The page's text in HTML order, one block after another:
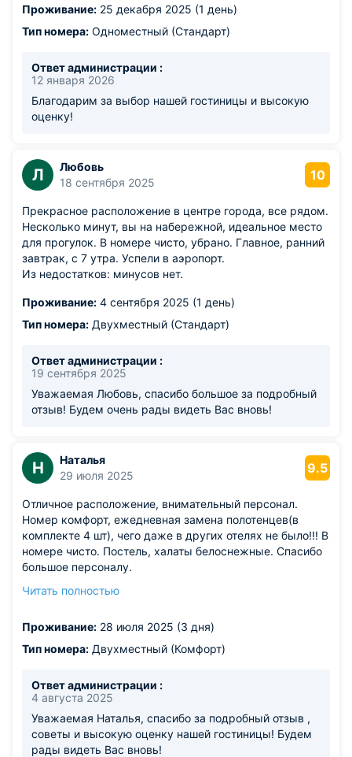
Проживание: 25 декабря 2025 (1 день)
Тип номера: Одноместный (Стандарт)
Ответ администрации :
12 января 2026
Благодарим за выбор нашей гостиницы и высокую
оценку!
Л
Любовь
18 сентября 2025
10
Прекрасное расположение в центре города, все рядом.
Несколько минут, вы на набережной, идеальное место
для прогулок. В номере чисто, убрано. Главное, ранний
завтрак, с 7 утра. Успели в аэропорт.
Из недостатков: минусов нет.
Проживание: 4 сентября 2025 (1 день)
Тип номера: Двухместный (Стандарт)
Ответ администрации :
19 сентября 2025
Уважаемая Любовь, спасибо большое за подробный
отзыв! Будем очень рады видеть Вас вновь!
Н
Наталья
29 июля 2025
9.5
Отличное расположение, внимательный персонал.
Номер комфорт, ежедневная замена полотенцев(в
комплекте 4 шт), чего даже в других отелях не было!!! В
номере чисто. Постель, халаты белоснежные. Спасибо
большое персоналу.
требуют ремонта. Диван порядком изношен,
Читать полностью
Проживание: 28 июля 2025 (3 дня)
Тип номера: Двухместный (Комфорт)
Ответ администрации :
4 августа 2025
Уважаемая Наталья, спасибо за подробный отзыв ,
советы и высокую оценку нашей гостиницы! Будем
рады видеть Вас вновь!